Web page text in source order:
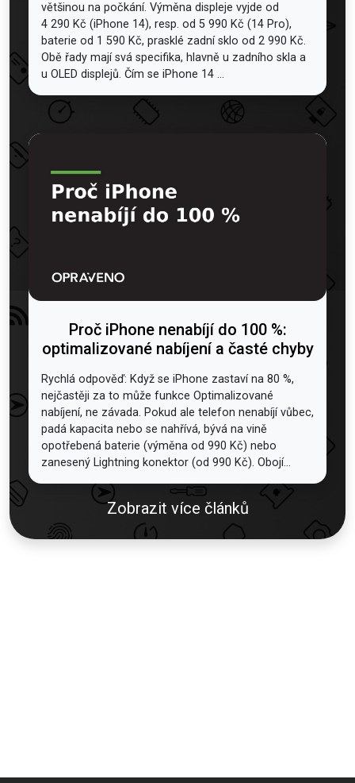
většinou na počkání. Výměna displeje vyjde od
4 290 Kč (iPhone 14), resp. od 5 990 Kč (14 Pro),
baterie od 1 590 Kč, prasklé zadní sklo od 2 990 Kč.
Obě řady mají svá specifika, hlavně u zadního skla a
u OLED displejů. Čím se iPhone 14 ...
Proč iPhone nenabíjí do 100 %:
optimalizované nabíjení a časté chyby
Rychlá odpověď: Když se iPhone zastaví na 80 %,
nejčastěji za to může funkce Optimalizované
nabíjení, ne závada. Pokud ale telefon nenabíjí vůbec,
padá kapacita nebo se nahřívá, bývá na vině
opotřebená baterie (výměna od 990 Kč) nebo
zanesený Lightning konektor (od 990 Kč). Obojí...
Zobrazit více článků